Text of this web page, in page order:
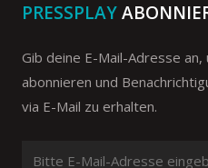
PRESSPLAY
Gib deine E-Mail-Adresse
abonnieren und
via E-Mail zu erhalten.